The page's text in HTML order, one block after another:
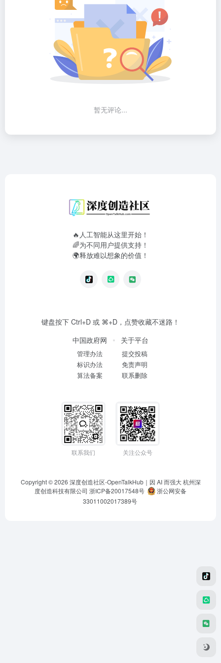
暂无评论...
🔥人工智能从这里开始！
🌈为不同用户提供支持！
🌍释放难以想象的价值！
键盘按下 Ctrl+D 或 ⌘+D，点赞收藏不迷路！
中国政府网
管理办法
标识办法
算法备案
关于平台
提交投稿
免责声明
联系删除
联系我们 关注公众号
Copyright © 2026 深度创造社区-OpenTalkHub｜因 AI 而强大 杭州深
度创造科技有限公司 浙ICP备20017548号
浙公网安备
33011002017389号